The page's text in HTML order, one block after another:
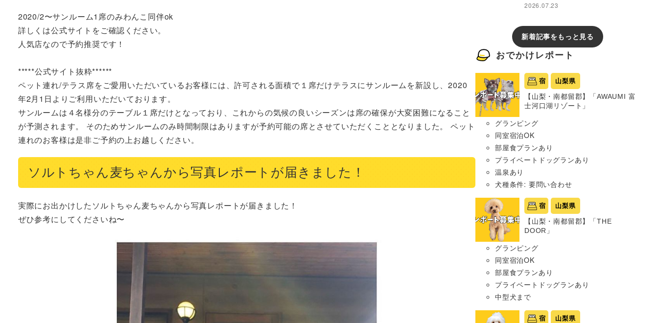
2020/2〜サンルーム1席のみわんこ同伴ok
詳しくは公式サイトをご確認ください。
人気店なので予約推奨です！
*****公式サイト抜粋******
ペット連れ/テラス席をご愛用いただいているお客様には、許可される面積で１席だけテラスにサンルームを新設し、2020
年2月1日よりご利用いただいております。
サンルームは４名様分のテーブル１席だけとなっており、これからの気候の良いシーズンは席の確保が大変困難になること
が予測されます。 そのためサンルームのみ時間制限はありますが予約可能の席とさせていただくこととなりました。 ペット
連れのお客様は是非ご予約の上お越しください。
ソルトちゃん麦ちゃんから写真レポートが届きました！
実際にお出かけしたソルトちゃん麦ちゃんから写真レポートが届きました！
ぜひ参考にしてくださいね〜
2026.07.23
新着記事をもっと見る
おでかけレポート
宿 山梨県
【山梨・南都留郡】「AWAUMI 富
士河口湖リゾート」
グランピング
同室宿泊OK
部屋食プランあり
プライベートドッグランあり
温泉あり
犬種条件: 要問い合わせ
宿 山梨県
【山梨・南都留郡】「THE
DOOR」
グランピング
同室宿泊OK
部屋食プランあり
プライベートドッグランあり
中型犬まで
宿 山梨県